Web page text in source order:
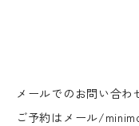
メールでのお問い合わ
ご予約はメール/